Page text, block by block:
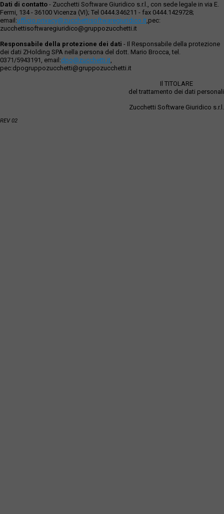
Dati di contatto - Zucchetti Software Giuridico s.r.l., con sede legale in via E.
Fermi, 134 - 36100 Vicenza (VI); Tel 0444.346211 - fax 0444.1429728;
email:ufficio.privacy@zucchettisoftwaregiuridico.it,pec:
zucchettisoftwaregiuridico@gruppozucchetti.it
Responsabile della protezione dei dati - Il Responsabile della protezione
dei dati ZHolding SPA nella persona del dott. Mario Brocca, tel.
0371/5943191, email:dpo@zucchetti.it,
pec:dpogruppozucchetti@gruppozucchetti.it
Il TITOLARE
del trattamento dei dati personali
Zucchetti Software Giuridico s.r.l.
REV 02